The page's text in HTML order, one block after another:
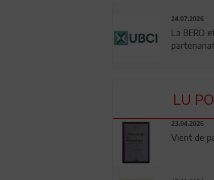
24.07.2026
La BERD
LU
23.04.2026
Vient de